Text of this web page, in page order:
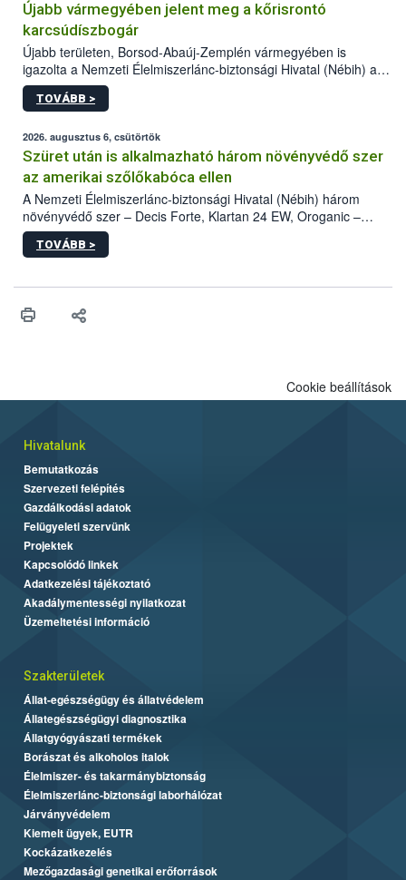
Újabb vármegyében jelent meg a kőrisrontó
karcsúdíszbogár
Újabb területen, Borsod-Abaúj-Zemplén vármegyében is
igazolta a Nemzeti Élelmiszerlánc-biztonsági Hivatal (Nébih) a
kőrisrontó karcsúdíszbogár (Agrilus planipennis) jelenlétét. A
kártevőt nem csak színcsapdában találták meg, de már fertőzött
az intenzív felderítést, emellett az intézkedéseket a szlovák
hatósággal is összehangolják a terjedés megállítása érdekében.
TOVÁBB >
2026. augusztus 6, csütörtök
Szüret után is alkalmazható három növényvédő szer
az amerikai szőlőkabóca ellen
A Nemzeti Élelmiszerlánc-biztonsági Hivatal (Nébih) három
növényvédő szer – Decis Forte, Klartan 24 EW, Oroganic –
engedélyokiratát módosította, így azok a szüretet követően,
egészen a vesszőérettség (BBCH 91) stádiumáig
érésű szőlőkben is legyen lehetőség a károsító elleni további
felhasználók számára is elérhető és ökológiai termesztésben is
TOVÁBB >
Cookie beállítások
Hivatalunk
Bemutatkozás
Szervezeti felépítés
Gazdálkodási adatok
Felügyeleti szervünk
Projektek
Kapcsolódó linkek
Adatkezelési tájékoztató
Akadálymentességi nyilatkozat
Üzemeltetési információ
Szakterületek
Állat-egészségügy és állatvédelem
Állategészségügyi diagnosztika
Állatgyógyászati termékek
Borászat és alkoholos italok
Élelmiszer- és takarmánybiztonság
Élelmiszerlánc-biztonsági laborhálózat
Járványvédelem
Kiemelt ügyek, EUTR
Kockázatkezelés
Mezőgazdasági genetikai erőforrások